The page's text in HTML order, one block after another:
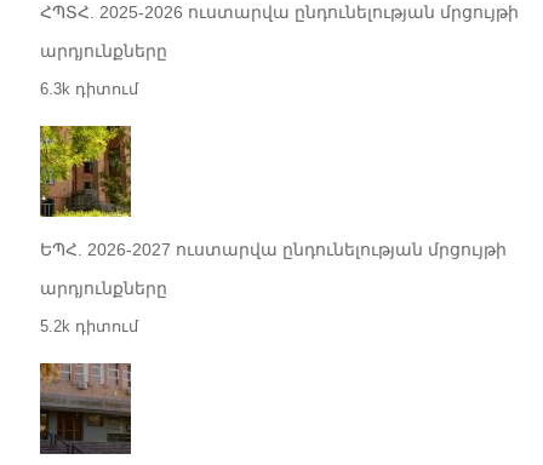
ՀՊՏՀ. 2025-2026 ուստարվա ընդունելության մրցույթի
արդյունքները
6.3k դիտում
ԵՊՀ. 2026-2027 ուստարվա ընդունելության մրցույթի
արդյունքները
5.2k դիտում